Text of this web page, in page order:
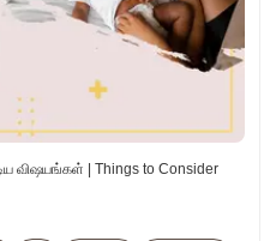
விஷயங்கள் | Things to Consider